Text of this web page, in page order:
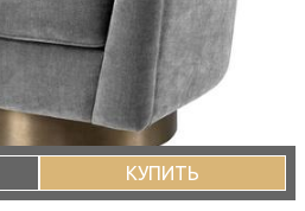
КУПИТЬ